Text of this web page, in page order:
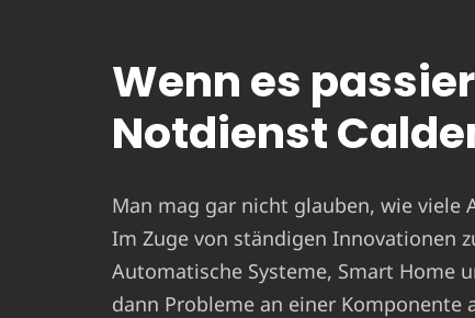
Wenn es
Notdienst
Man mag gar nicht glauben, wie viele
Im Zuge von ständigen Innovationen
Automatische Systeme, Smart Home
dann Probleme an einer Komponente